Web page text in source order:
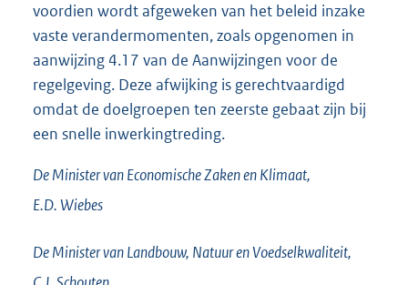
voordien wordt afgeweken van het beleid inzake
vaste verandermomenten, zoals opgenomen in
aanwijzing 4.17 van de Aanwijzingen voor de
regelgeving. Deze afwijking is gerechtvaardigd
omdat de doelgroepen ten zeerste gebaat zijn bij
een snelle inwerkingtreding.
De Minister van Economische Zaken en Klimaat,
E.D.Wiebes
De Minister van Landbouw, Natuur en Voedselkwaliteit,